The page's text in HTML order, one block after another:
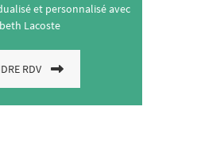
et personnalisé avec
Lacoste
RDV